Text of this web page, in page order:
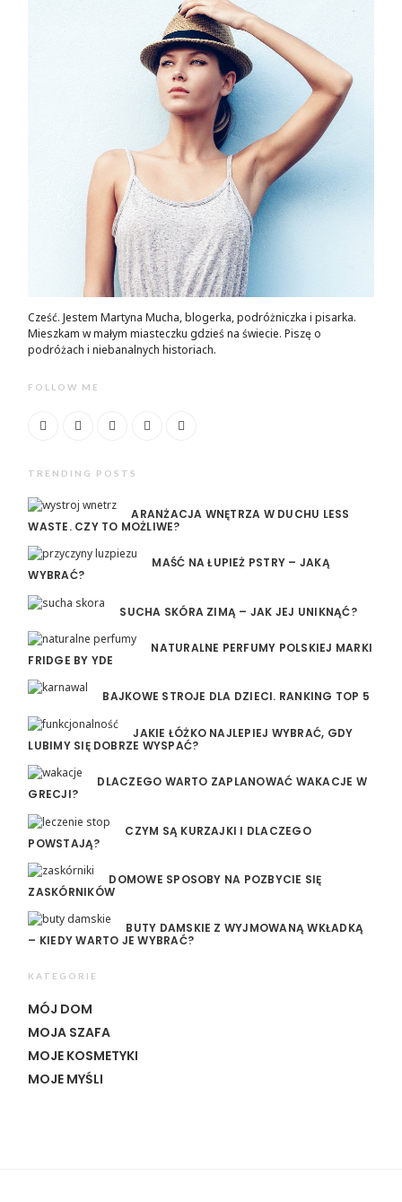
Cześć. Jestem Martyna Mucha, blogerka, podróżniczka i pisarka.
Mieszkam w małym miasteczku gdzieś na świecie. Piszę o
podróżach i niebanalnych historiach.
FOLLOW ME
TRENDING POSTS
ARANŻACJA WNĘTRZA W DUCHU LESS
WASTE. CZY TO MOŻLIWE?
MAŚĆ NA ŁUPIEŻ PSTRY – JAKĄ
WYBRAĆ?
SUCHA SKÓRA ZIMĄ – JAK JEJ UNIKNĄĆ?
NATURALNE PERFUMY POLSKIEJ MARKI
FRIDGE BY YDE
BAJKOWE STROJE DLA DZIECI. RANKING TOP 5
JAKIE ŁÓŻKO NAJLEPIEJ WYBRAĆ, GDY
LUBIMY SIĘ DOBRZE WYSPAĆ?
DLACZEGO WARTO ZAPLANOWAĆ WAKACJE W
GRECJI?
CZYM SĄ KURZAJKI I DLACZEGO
POWSTAJĄ?
DOMOWE SPOSOBY NA POZBYCIE SIĘ
ZASKÓRNIKÓW
BUTY DAMSKIE Z WYJMOWANĄ WKŁADKĄ
– KIEDY WARTO JE WYBRAĆ?
KATEGORIE
MÓJ DOM
MOJA SZAFA
MOJE KOSMETYKI
MOJE MYŚLI